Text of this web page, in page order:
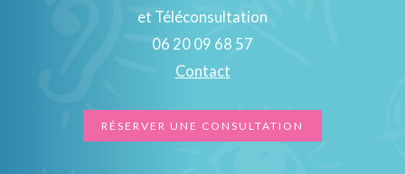
et Téléconsultation
06 20 09 68 57
Contact
RÉSERVER UNE CONSULTATION